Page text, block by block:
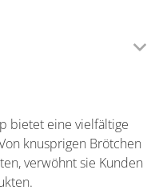
bietet eine vielfältige
knusprigen Brötchen
verwöhnt sie Kunden